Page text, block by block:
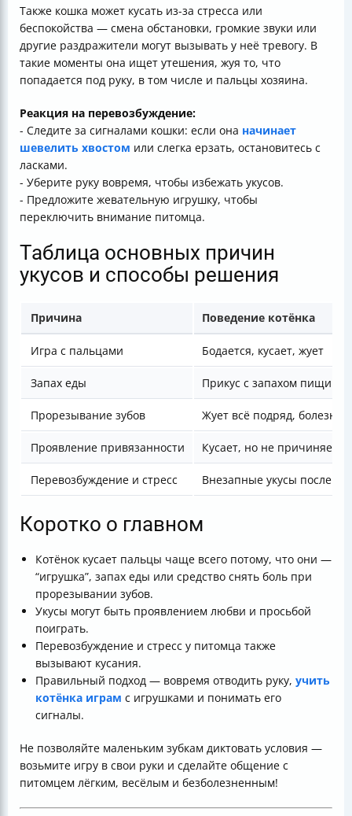
Также кошка может кусать из-за стресса или
беспокойства — смена обстановки, громкие звуки или
другие раздражители могут вызывать у неё тревогу. В
такие моменты она ищет утешения, жуя то, что
попадается под руку, в том числе и пальцы хозяина.
Реакция на перевозбуждение:
- Следите за сигналами кошки: если она начинает
шевелить хвостом или слегка ерзать, остановитесь с
ласками.
- Уберите руку вовремя, чтобы избежать укусов.
- Предложите жевательную игрушку, чтобы
переключить внимание питомца.
Таблица основных причин
укусов и способы решения
Причина Поведение котёнка
Игра с пальцами Бодается, кусает, жует
Запах еды Прикус с запахом пищи
Прорезывание зубов Жует всё подряд,
Проявление привязанности Кусает, но не причиняет
Перевозбуждение и стресс Внезапные укусы после
Коротко о главном
Котёнок кусает пальцы чаще всего потому, что они —
“игрушка”, запах еды или средство снять боль при
прорезывании зубов.
Укусы могут быть проявлением любви и просьбой
поиграть.
Перевозбуждение и стресс у питомца также
вызывают кусания.
Правильный подход — вовремя отводить руку, учить
котёнка играм с игрушками и понимать его
сигналы.
Не позволяйте маленьким зубкам диктовать условия —
возьмите игру в свои руки и сделайте общение с
питомцем лёгким, весёлым и безболезненным!